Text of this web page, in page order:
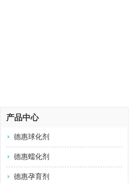
产品中心
德惠球化剂
德惠蠕化剂
德惠孕育剂